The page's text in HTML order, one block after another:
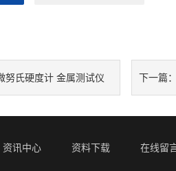
努氏硬度计 金属测试仪 下一篇
资讯中心 资料下载 在线留